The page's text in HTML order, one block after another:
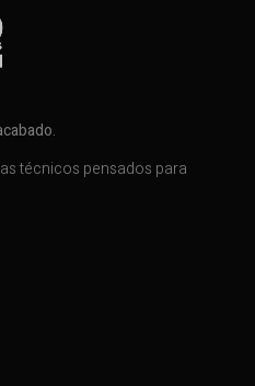
técnicos pensados para